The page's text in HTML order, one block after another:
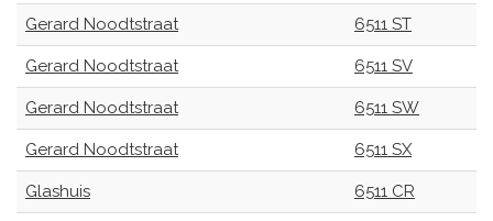
Gerard Noodtstraat 6511 ST
Gerard Noodtstraat 6511 SV
Gerard Noodtstraat 6511 SW
Gerard Noodtstraat 6511 SX
Glashuis 6511 CR